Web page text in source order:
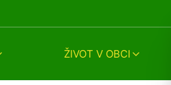
ŽIVOT V OBCI